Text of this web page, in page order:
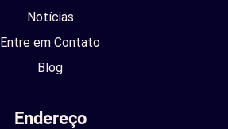
Notícias
Entre em Contato
Blog
Endereço